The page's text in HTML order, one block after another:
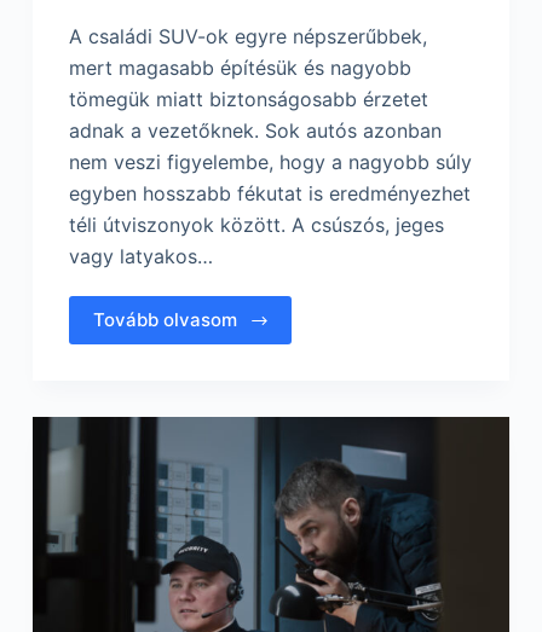
A családi SUV-ok egyre népszerűbbek,
mert magasabb építésük és nagyobb
tömegük miatt biztonságosabb érzetet
adnak a vezetőknek. Sok autós azonban
nem veszi figyelembe, hogy a nagyobb súly
egyben hosszabb fékutat is eredményezhet
téli útviszonyok között. A csúszós, jeges
vagy latyakos…
Tovább olvasom